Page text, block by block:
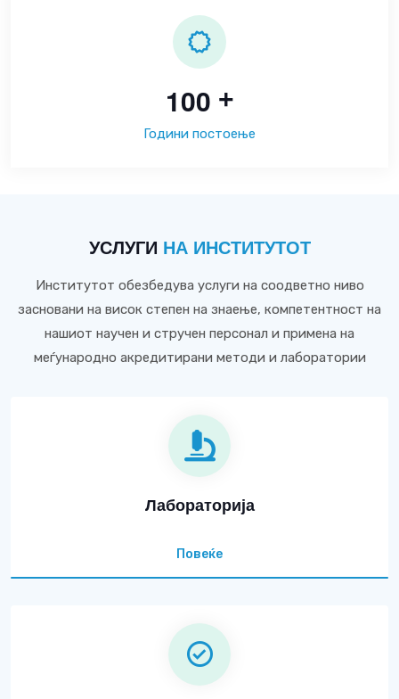
100 +
Години постоење
УСЛУГИ НА ИНСТИТУТОТ
Институтот обезбедува услуги на соодветно ниво
засновани на висок степен на знаење, компетентност на
нашиот научен и стручен персонал и примена на
меѓународно акредитирани методи и лаборатории
Лабораторија
Повеќе